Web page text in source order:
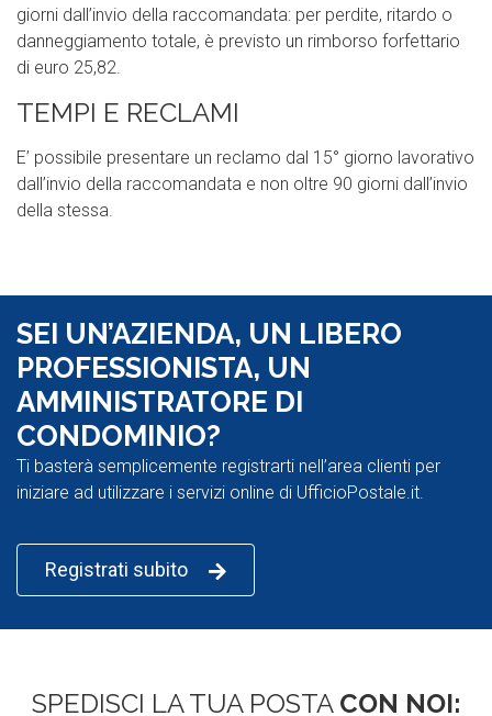
giorni dall’invio della raccomandata: per perdite, ritardo o
danneggiamento totale, è previsto un rimborso forfettario
di euro 25,82.
TEMPI E RECLAMI
E’ possibile presentare un reclamo dal 15° giorno lavorativo
dall’invio della raccomandata e non oltre 90 giorni dall’invio
della stessa.
SEI UN’AZIENDA, UN LIBERO
PROFESSIONISTA, UN
AMMINISTRATORE DI
CONDOMINIO?
Ti basterà semplicemente registrarti nell’area clienti per
iniziare ad utilizzare i servizi online di UfficioPostale.it.
Registrati subito
SPEDISCI LA TUA POSTA CON NOI: